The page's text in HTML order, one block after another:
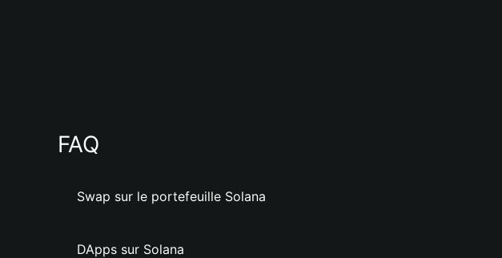
FAQ
Swap sur le portefeuille Solana
DApps sur Solana